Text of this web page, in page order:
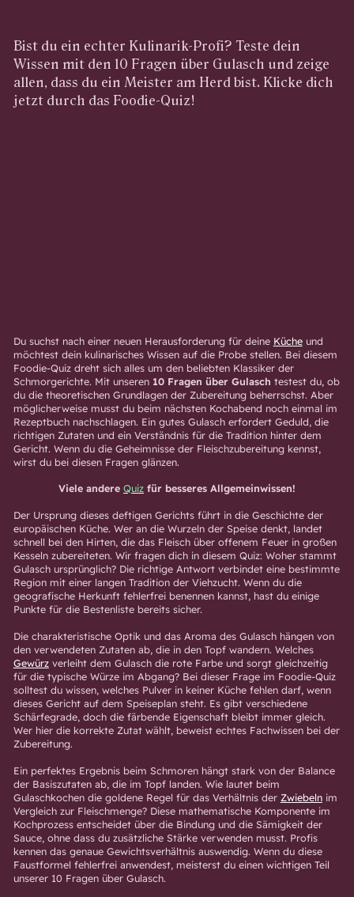
Bist du ein echter Kulinarik-Profi? Teste dein
Wissen mit den 10 Fragen über Gulasch und zeige
allen, dass du ein Meister am Herd bist. Klicke dich
jetzt durch das Foodie-Quiz!
Du suchst nach einer neuen Herausforderung für deine Kücheund
möchtest dein kulinarisches Wissen auf die Probe stellen. Bei diesem
Foodie-Quiz dreht sich alles um den beliebten Klassiker der
Schmorgerichte. Mit unseren 10 Fragen über Gulasch testest du, ob
du die theoretischen Grundlagen der Zubereitung beherrschst. Aber
möglicherweise musst du beim nächsten Kochabend noch einmal im
Rezeptbuch nachschlagen. Ein gutes Gulasch erfordert Geduld, die
richtigen Zutaten und ein Verständnis für die Tradition hinter dem
Gericht. Wenn du die Geheimnisse der Fleischzubereitung kennst,
wirst du bei diesen Fragen glänzen.
Viele andere Quiz für besseres Allgemeinwissen!
Der Ursprung dieses deftigen Gerichts führt in die Geschichte der
europäischen Küche. Wer an die Wurzeln der Speise denkt, landet
schnell bei den Hirten, die das Fleisch über offenem Feuer in großen
Kesseln zubereiteten. Wir fragen dich in diesem Quiz: Woher stammt
Gulasch ursprünglich? Die richtige Antwort verbindet eine bestimmte
Region mit einer langen Tradition der Viehzucht. Wenn du die
geografische Herkunft fehlerfrei benennen kannst, hast du einige
Punkte für die Bestenliste bereits sicher.
Die charakteristische Optik und das Aroma des Gulasch hängen von
den verwendeten Zutaten ab, die in den Topf wandern. Welches
Gewürzverleiht dem Gulasch die rote Farbe und sorgt gleichzeitig
für die typische Würze im Abgang? Bei dieser Frage im Foodie-Quiz
solltest du wissen, welches Pulver in keiner Küche fehlen darf, wenn
dieses Gericht auf dem Speiseplan steht. Es gibt verschiedene
Schärfegrade, doch die färbende Eigenschaft bleibt immer gleich.
Wer hier die korrekte Zutat wählt, beweist echtes Fachwissen bei der
Zubereitung.
Ein perfektes Ergebnis beim Schmoren hängt stark von der Balance
der Basiszutaten ab, die im Topf landen. Wie lautet beim
Gulaschkochen die goldene Regel für das Verhältnis der Zwiebelnim
Vergleich zur Fleischmenge? Diese mathematische Komponente im
Kochprozess entscheidet über die Bindung und die Sämigkeit der
Sauce, ohne dass du zusätzliche Stärke verwenden musst. Profis
kennen das genaue Gewichtsverhältnis auswendig. Wenn du diese
Faustformel fehlerfrei anwendest, meisterst du einen wichtigen Teil
unserer 10 Fragen über Gulasch.